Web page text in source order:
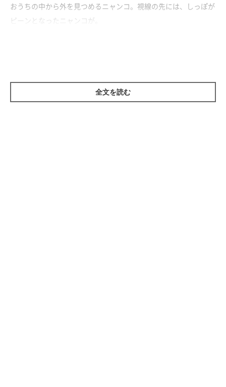
おうちの中から外を見つめるニャンコ。視線の先には、しっぽが
ピーンとなったニャンコが。
全文を読む